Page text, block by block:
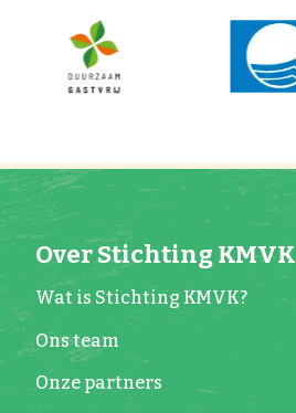
Over Stichting KMVK
Wat is Stichting KMVK?
Ons team
Onze partners